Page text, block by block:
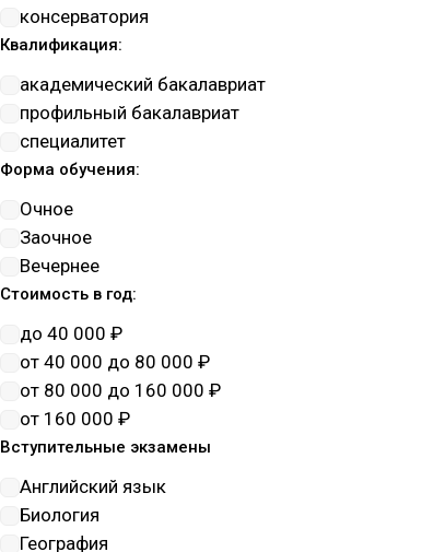
Искусствознание
История и археология
Компьютерные и
информационные науки
Культуроведение и
социокультурные проекты
Математика и механика
Машиностроение
Музыкальное искусство
Нанотехнологии и
наноматериалы
Науки о здоровье и
профилактическая медицина
Науки о земле
Обеспечение государтсвенной
Образование и педагогические
науки
консерватория
Квалификация:
академический бакалавриат
профильный бакалавриат
специалитет
Форма обучения:
Очное
Заочное
Вечернее
Стоимость в год:
до 40 000 ₽
от 40 000 до 80 000 ₽
от 80 000 до 160 000 ₽
от 160 000 ₽
Вступительные экзамены
Английский язык
Биология
География